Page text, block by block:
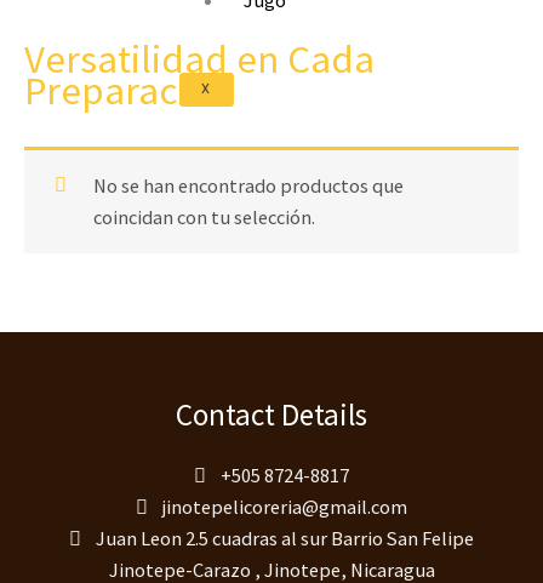
X
Versatilidad en Cada
Preparación
No se han encontrado productos que
coincidan con tu selección.
Contact Details
+505 8724-8817
jinotepelicoreria@gmail.com
Juan Leon 2.5 cuadras al sur Barrio San Felipe
Jinotepe-Carazo , Jinotepe, Nicaragua